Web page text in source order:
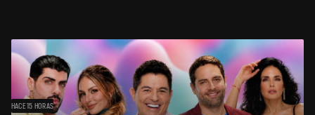
HACE 15 HORAS